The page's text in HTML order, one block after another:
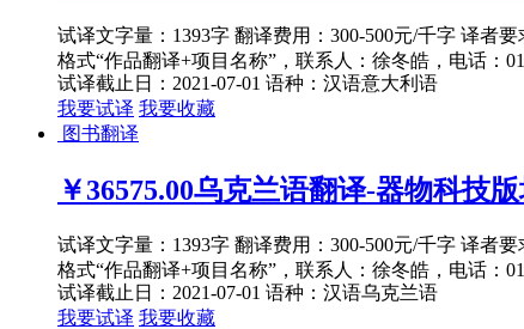
试译文字量：1393字 翻译费用：300-500元/千字 译者
格式“作品翻译+项目名称”，联系人：徐冬皓，电话：
试译截止日：2021-07-01 语种：汉语意大利语
我要试译 我要收藏
图书翻译
￥36575.00乌克兰语翻译-器物科技
试译文字量：1393字 翻译费用：300-500元/千字 译者
格式“作品翻译+项目名称”，联系人：徐冬皓，电话：
试译截止日：2021-07-01 语种：汉语乌克兰语
我要试译 我要收藏